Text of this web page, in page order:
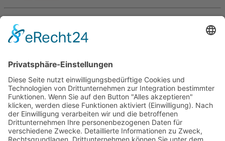
Aktuelle Artikel
Steigerungsläufe machen schneller (inkl. Video)
Halbmarathon-Trainingsplan für „Anfänger“
Plank-Challenge: Deine persönliche Herausforderung
Grundlagentraining Laufen oder der Beginn der neuen
Laufsaison
Fitnessband Übungen für mehr Kraft
Langsam Laufen im Training
Mit Treppentraining und Treppenlaufen zu Ausdauer und
Kraft
Lauftraining: Fahrtspiel